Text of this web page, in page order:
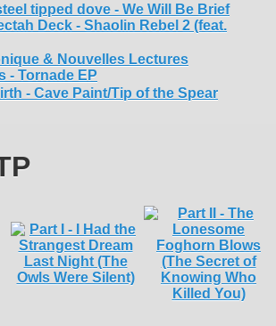
tipped dove - We Will Be Brief
Deck - Shaolin Rebel 2 (feat.
& Nouvelles Lectures
- Tornade EP
- Cave Paint/Tip of the Spear